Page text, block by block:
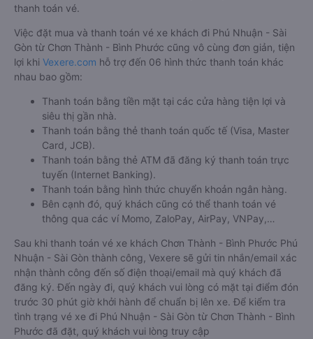
thanh toán vé.
Việc đặt mua và thanh toán vé xe khách đi Phú Nhuận - Sài
Gòn từ Chơn Thành - Bình Phước cũng vô cùng đơn giản, tiện
lợi khi Vexere.com hỗ trợ đến 06 hình thức thanh toán khác
nhau bao gồm:
Thanh toán bằng tiền mặt tại các cửa hàng tiện lợi và
siêu thị gần nhà.
Thanh toán bằng thẻ thanh toán quốc tế (Visa, Master
Card, JCB).
Thanh toán bằng thẻ ATM đã đăng ký thanh toán trực
tuyến (Internet Banking).
Thanh toán bằng hình thức chuyển khoản ngân hàng.
Bên cạnh đó, quý khách cũng có thể thanh toán vé
thông qua các ví Momo, ZaloPay, AirPay, VNPay,…
Sau khi thanh toán vé xe khách Chơn Thành - Bình Phước Phú
Nhuận - Sài Gòn thành công, Vexere sẽ gửi tin nhắn/email xác
nhận thành công đến số điện thoại/email mà quý khách đã
đăng ký. Đến ngày đi, quý khách vui lòng có mặt tại điểm đón
trước 30 phút giờ khởi hành để chuẩn bị lên xe. Để kiểm tra
tình trạng vé xe đi Phú Nhuận - Sài Gòn từ Chơn Thành - Bình
Phước đã đặt, quý khách vui lòng truy cập